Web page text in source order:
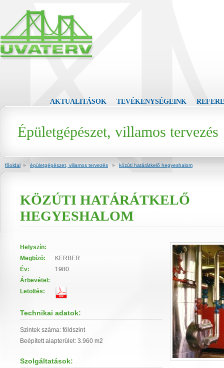
AKTUALITÁSOK TEVÉKENYSÉGEINK
Épületgépészet, villamos tervezés
főoldal » épületgépészet, villamos tervezés » közúti határátkelő hegyeshalom
KÖZÚTI HATÁRÁTKELŐ
HEGYESHALOM
Helyszín:
Megbízó:
KERBER
Év:
1980
Árbevétel:
Letöltés:
Technikai adatok:
Szintek száma: földszint
Beépített alapterület: 3.960 m2
Szolgáltatások: